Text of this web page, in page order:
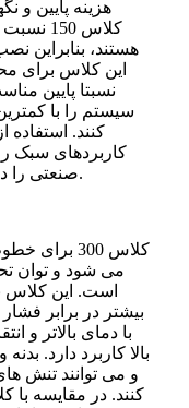
هزینه پایین و
کلاس
هستند، بنابراین
این کلاس برای
نسبتا پایین
سیستم را با
کاربردهای سبک
صنعتی را در شرایط فشار پایین تضمین می نماید.
کلاس 300
است. این کلاس
بیشتر در برابر
با دمای بالاتر و
و می توانند تنش